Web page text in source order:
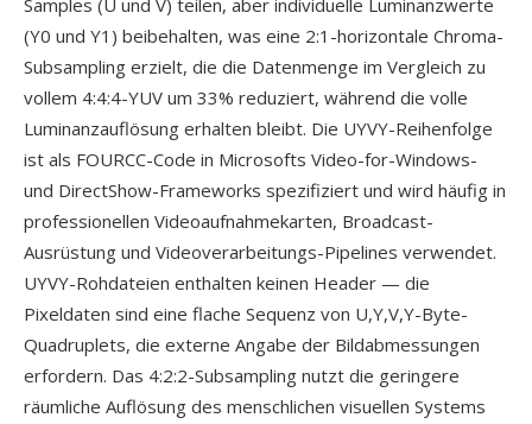
Samples (U und V) teilen, aber individuelle Luminanzwerte
(Y0 und Y1) beibehalten, was eine 2:1-horizontale Chroma-
Subsampling erzielt, die die Datenmenge im Vergleich zu
vollem 4:4:4-YUV um 33% reduziert, während die volle
Luminanzauflösung erhalten bleibt. Die UYVY-Reihenfolge
ist als FOURCC-Code in Microsofts Video-for-Windows-
und DirectShow-Frameworks spezifiziert und wird häufig in
professionellen Videoaufnahmekarten, Broadcast-
Ausrüstung und Videoverarbeitungs-Pipelines verwendet.
UYVY-Rohdateien enthalten keinen Header — die
Pixeldaten sind eine flache Sequenz von U,Y,V,Y-Byte-
Quadruplets, die externe Angabe der Bildabmessungen
erfordern. Das 4:2:2-Subsampling nutzt die geringere
räumliche Auflösung des menschlichen visuellen Systems